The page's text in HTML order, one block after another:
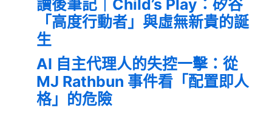
讀後筆記｜Child’s Play：矽谷
「高度行動者」與虛無新貴的誕
生
AI 自主代理人的失控一擊：從
MJ Rathbun 事件看「配置即人
格」的危險